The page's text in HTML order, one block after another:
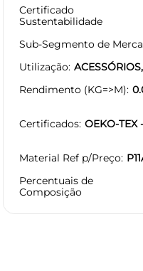
Certificado
Sustentabilidade
Sub-Segmento de
Utilização
Rendimento (KG=>M)
Certificados OEKO-TEX
Material Ref p/Preço
Percentuais de
Composição